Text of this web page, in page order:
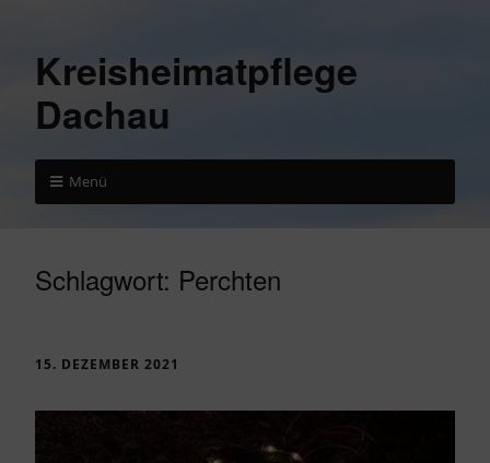
Kreisheimatpflege
Dachau
Menü
Schlagwort: Perchten
15. DEZEMBER 2021